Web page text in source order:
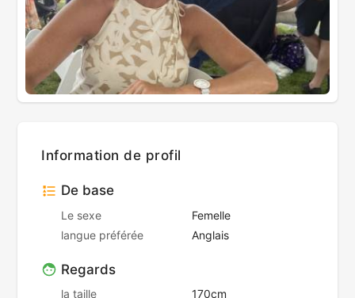
Information de profil
De base
Le sexe
Femelle
langue préférée
Anglais
Regards
la taille 170cm